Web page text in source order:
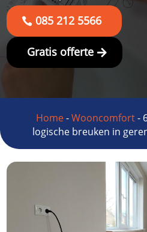
085 212 5566
Gratis offerte
Home-Wooncomfort-
logische breuken in